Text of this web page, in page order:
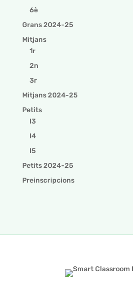
6è
Grans 2024-25
Mitjans
1r
2n
3r
Mitjans 2024-25
Petits
I3
I4
I5
Petits 2024-25
Preinscripcions